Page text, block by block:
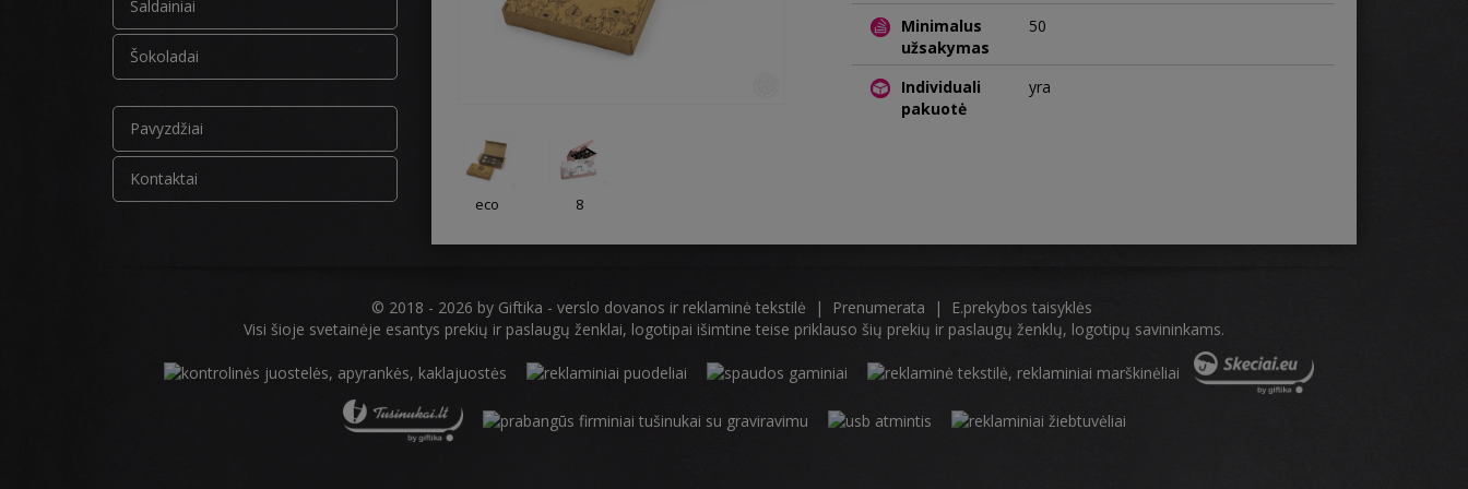
Saldainiai
Šokoladai
Pavyzdžiai
Kontaktai
eco 8
Minimalus
užsakymas
50
Individuali
pakuotė
yra
© 2018 - 2026 by Giftika - verslo dovanos ir reklaminė tekstilė | Prenumerata |
E.prekybos taisyklės
Visi šioje svetainėje esantys prekių ir paslaugų ženklai, logotipai išimtine teise priklauso šių prekių ir paslaugų ženklų, logotipų savininkams.